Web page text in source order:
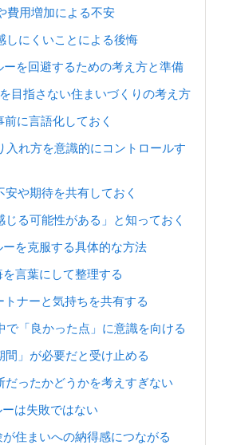
費用増加による不安
しにくいことによる後悔
を回避するための考え方と準備
目指さない住まいづくりの考え方
に言語化しておく
入れ方を意識的にコントロールす
や期待を共有しておく
る可能性がある」と知っておく
を克服する具体的な方法
言葉にして整理する
ナーと気持ちを共有する
で「良かった点」に意識を向ける
」が必要だと受け止める
だったかどうかを考えすぎない
は失敗ではない
住まいへの納得感につながる